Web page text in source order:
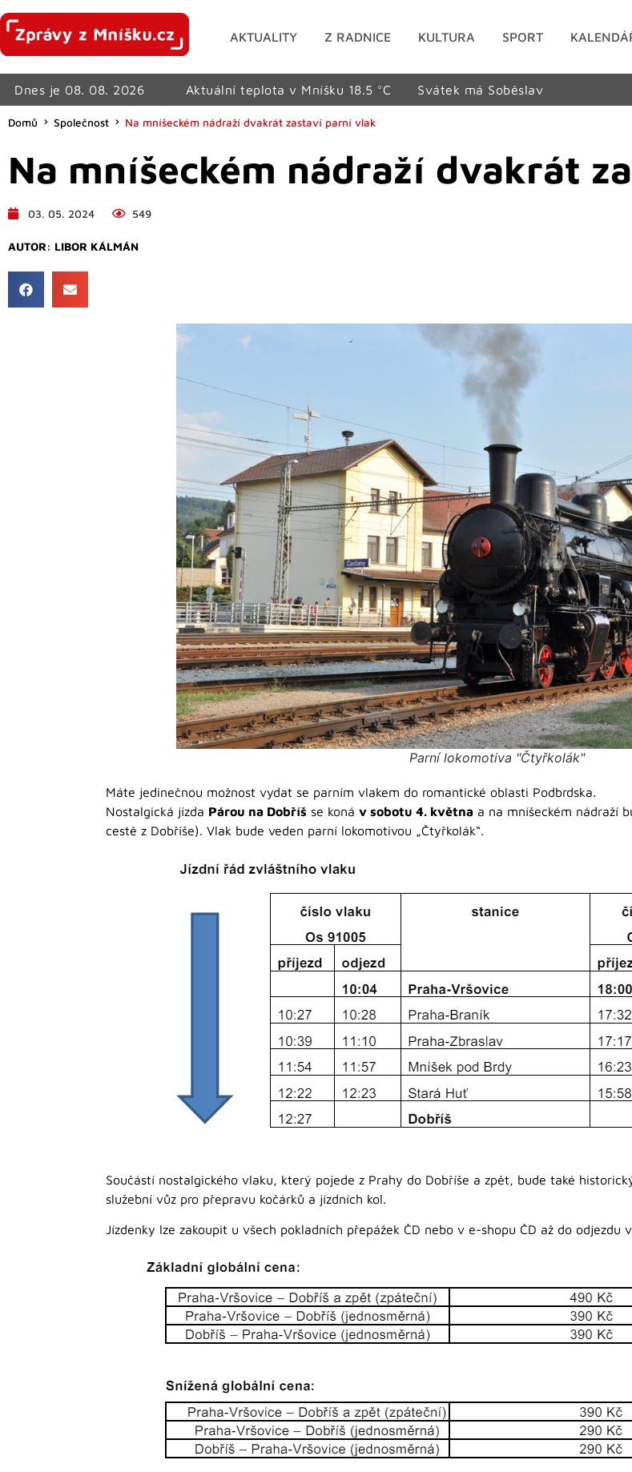
AKTUALITY Z RADNICE KULTURA SPORT
Dnes je 08. 08. 2026 Aktuální teplota v Mníšku 18.5 °C Svátek má Soběslav
Domů Společnost Na mníšeckém nádraží dvakrát zastaví parní vlak
Na mníšeckém nádraží dvakrát
03. 05. 2024 549
AUTOR: LIBOR KÁLMÁN
Parní lokomotiva "Čtyřkolák"
Máte jedinečnou možnost vydat se parním vlakem do romantické oblasti Podbrdska.
Nostalgická jízda Párou na Dobříš se koná v sobotu 4. května a na mníšeckém nádraží
cestě z Dobříše). Vlak bude veden parní lokomotivou „Čtyřkolák“.
Součástí nostalgického vlaku, který pojede z Prahy do Dobříše a zpět, bude také
služební vůz pro přepravu kočárků a jízdních kol.
Jízdenky lze zakoupit u všech pokladních přepážek ČD nebo v e-shopu ČD až do odjezdu